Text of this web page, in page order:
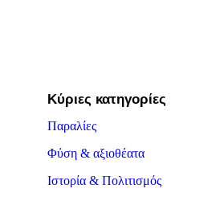
Κύριες κατηγορίες
Παραλίες
Φύση & αξιοθέατα
Ιστορία & Πολιτισμός